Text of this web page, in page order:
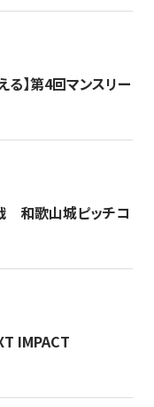
】​​第4回マンスリー
和歌山城ピッチコ
IMPACT